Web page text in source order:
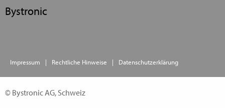
Bystronic
Impressum Rechtliche Hinweise Datenschutzerklärung
© Bystronic AG, Schweiz